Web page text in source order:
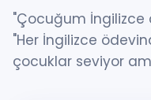
"Çocuğum
"Her İngilizce
çocuklar seviyor